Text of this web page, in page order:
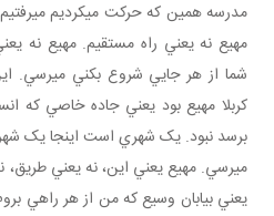
مدرسه همين که حرکت مي کرديم مي
مهيع نه يعني راه مستقيم. مهيع نه
شما از هر جايي شروع بکني مي رسي.
کربلا مهيع بود يعني جاده خاصي که
برسد نبود. يک شهري است اينجا يک
مي رسي. مهيع يعني اين، نه يعني طريق،
يعني بيابان وسيع که من از هر راهي